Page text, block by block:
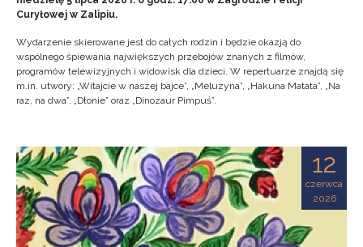
Curyłowej w Zalipiu.
Wydarzenie skierowane jest do całych rodzin i będzie okazją do
wspólnego śpiewania największych przebojów znanych z filmów,
programów telewizyjnych i widowisk dla dzieci. W repertuarze znajdą się
m.in. utwory: „Witajcie w naszej bajce”, „Meluzyna”, „Hakuna Matata”, „Na
raz, na dwa”, „Dłonie” oraz „Dinozaur Pimpuś”.
12
czerwca
2026